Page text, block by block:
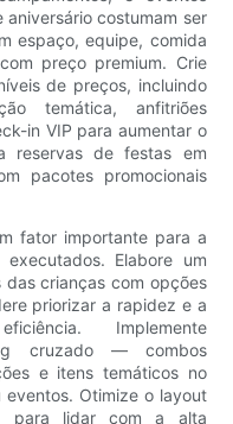
aniversário costumam ser
espaço, equipe, comida
preço premium. Crie
de preços, incluindo
temática, anfitriões
in VIP para aumentar o
reservas de festas em
pacotes promocionais
fator importante para a
Elabore um
crianças com opções
priorizar a rapidez e a
Implemente
cruzado — combos
e itens temáticos no
Otimize o layout
para lidar com a alta